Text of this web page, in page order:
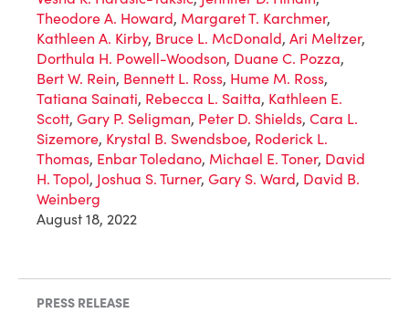
Theodore A. Howard, Margaret T. Karchmer,
Kathleen A. Kirby, Bruce L. McDonald, Ari Meltzer,
Dorthula H. Powell-Woodson, Duane C. Pozza,
Bert W. Rein, Bennett L. Ross, Hume M. Ross,
Tatiana Sainati, Rebecca L. Saitta, Kathleen E.
Scott, Gary P. Seligman, Peter D. Shields, Cara L.
Sizemore, Krystal B. Swendsboe, Roderick L.
Thomas, Enbar Toledano, Michael E. Toner, David
H. Topol, Joshua S. Turner, Gary S. Ward, David B.
Weinberg
August 18, 2022
PRESS RELEASE